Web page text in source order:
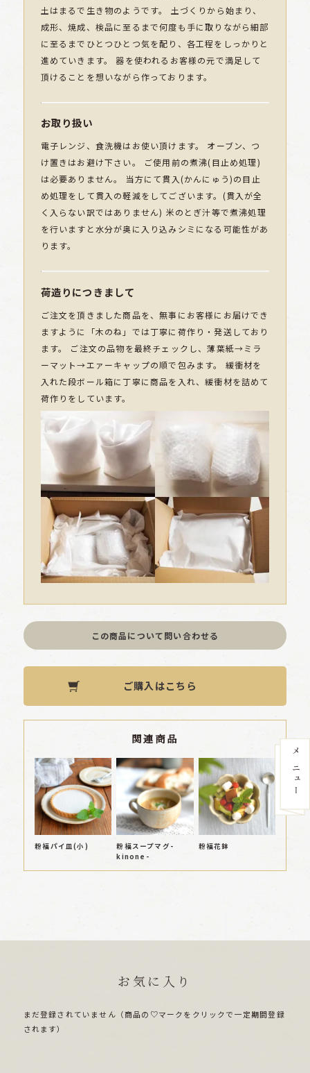
土はまるで生き物のようです。 土づくりから始まり、
成形、焼成、検品に至るまで何度も手に取りながら細部
に至るまでひとつひとつ気を配り、各工程をしっかりと
進めていきます。 器を使われるお客様の元で満足して
頂けることを想いながら作っております。
お取り扱い
電子レンジ、食洗機はお使い頂けます。 オーブン、つ
け置きはお避け下さい。 ご使用前の煮沸(目止め処理)
は必要ありません。 当方にて貫入(かんにゅう)の目止
め処理をして貫入の軽減をしてございます。(貫入が全
く入らない訳ではありません) 米のとぎ汁等で煮沸処理
を行いますと水分が奥に入り込みシミになる可能性があ
ります。
荷造りにつきまして
ご注文を頂きました商品を、無事にお客様にお届けでき
ますように「木のね」では丁寧に荷作り・発送しており
ます。 ご注文の品物を最終チェックし、薄葉紙→ミラ
ーマット→エァーキャップの順で包みます。 緩衝材を
入れた段ボール箱に丁寧に商品を入れ、緩衝材を詰めて
荷作りをしています。
この商品について問い合わせる
ご購入はこちら
関連商品
粉福パイ皿(小)
粉福スープマグ-
kinone-
粉福花鉢
お気に入り
まだ登録されていません（商品の♡マークをクリックで一定期間登録
されます）